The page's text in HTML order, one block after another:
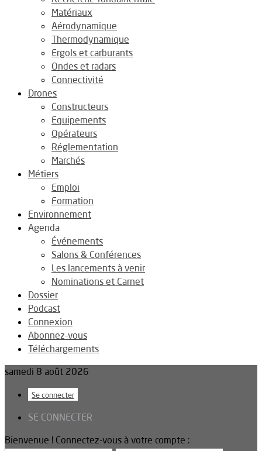
Matériaux
Aérodynamique
Thermodynamique
Ergols et carburants
Ondes et radars
Connectivité
Drones
Constructeurs
Equipements
Opérateurs
Réglementation
Marchés
Métiers
Emploi
Formation
Environnement
Agenda
Événements
Salons & Conférences
Les lancements à venir
Nominations et Carnet
Dossier
Podcast
Connexion
Abonnez-vous
Téléchargements
samedi 8 août 2026
Se connecter
SE CONNECTER
Bienvenue ! Connectez-vous à votre compte :